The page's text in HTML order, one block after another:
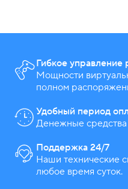
Гибкое управление
Мощности
полном
Удобный период
Денежные средства
Поддержка 24/7
Наши технические
любое время суток.